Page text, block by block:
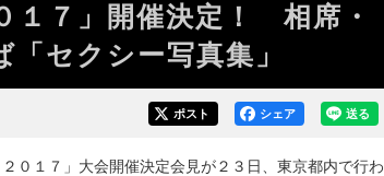
１７」開催決定！ 相席・
セクシー写真集」
送る
シェア
ポスト
０１７」大会開催決定会見が２３日、東京都内で行わ